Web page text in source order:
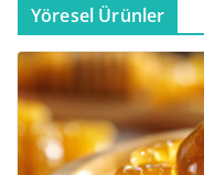
Yöresel Ürünler